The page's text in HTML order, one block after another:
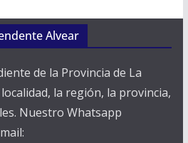
Alvear
de la Provincia de La
la región, la provincia,
Nuestro Whatsapp